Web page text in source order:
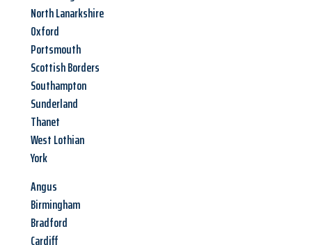
North Lanarkshire
Oxford
Portsmouth
Scottish Borders
Southampton
Sunderland
Thanet
West Lothian
York
Angus
Birmingham
Bradford
Cardiff